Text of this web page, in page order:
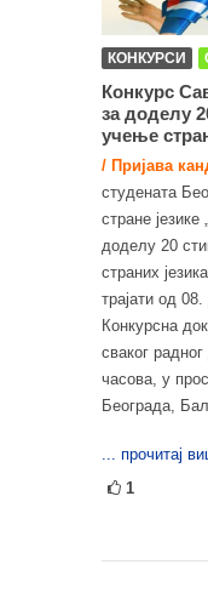
КОНКУРСИ
Конкурс
за доделу
учење
/ Пријава
студената
стране језике
доделу 20
страних
трајати од
Конкурсна
сваког
часова, у
Београда,
... прочитај
1